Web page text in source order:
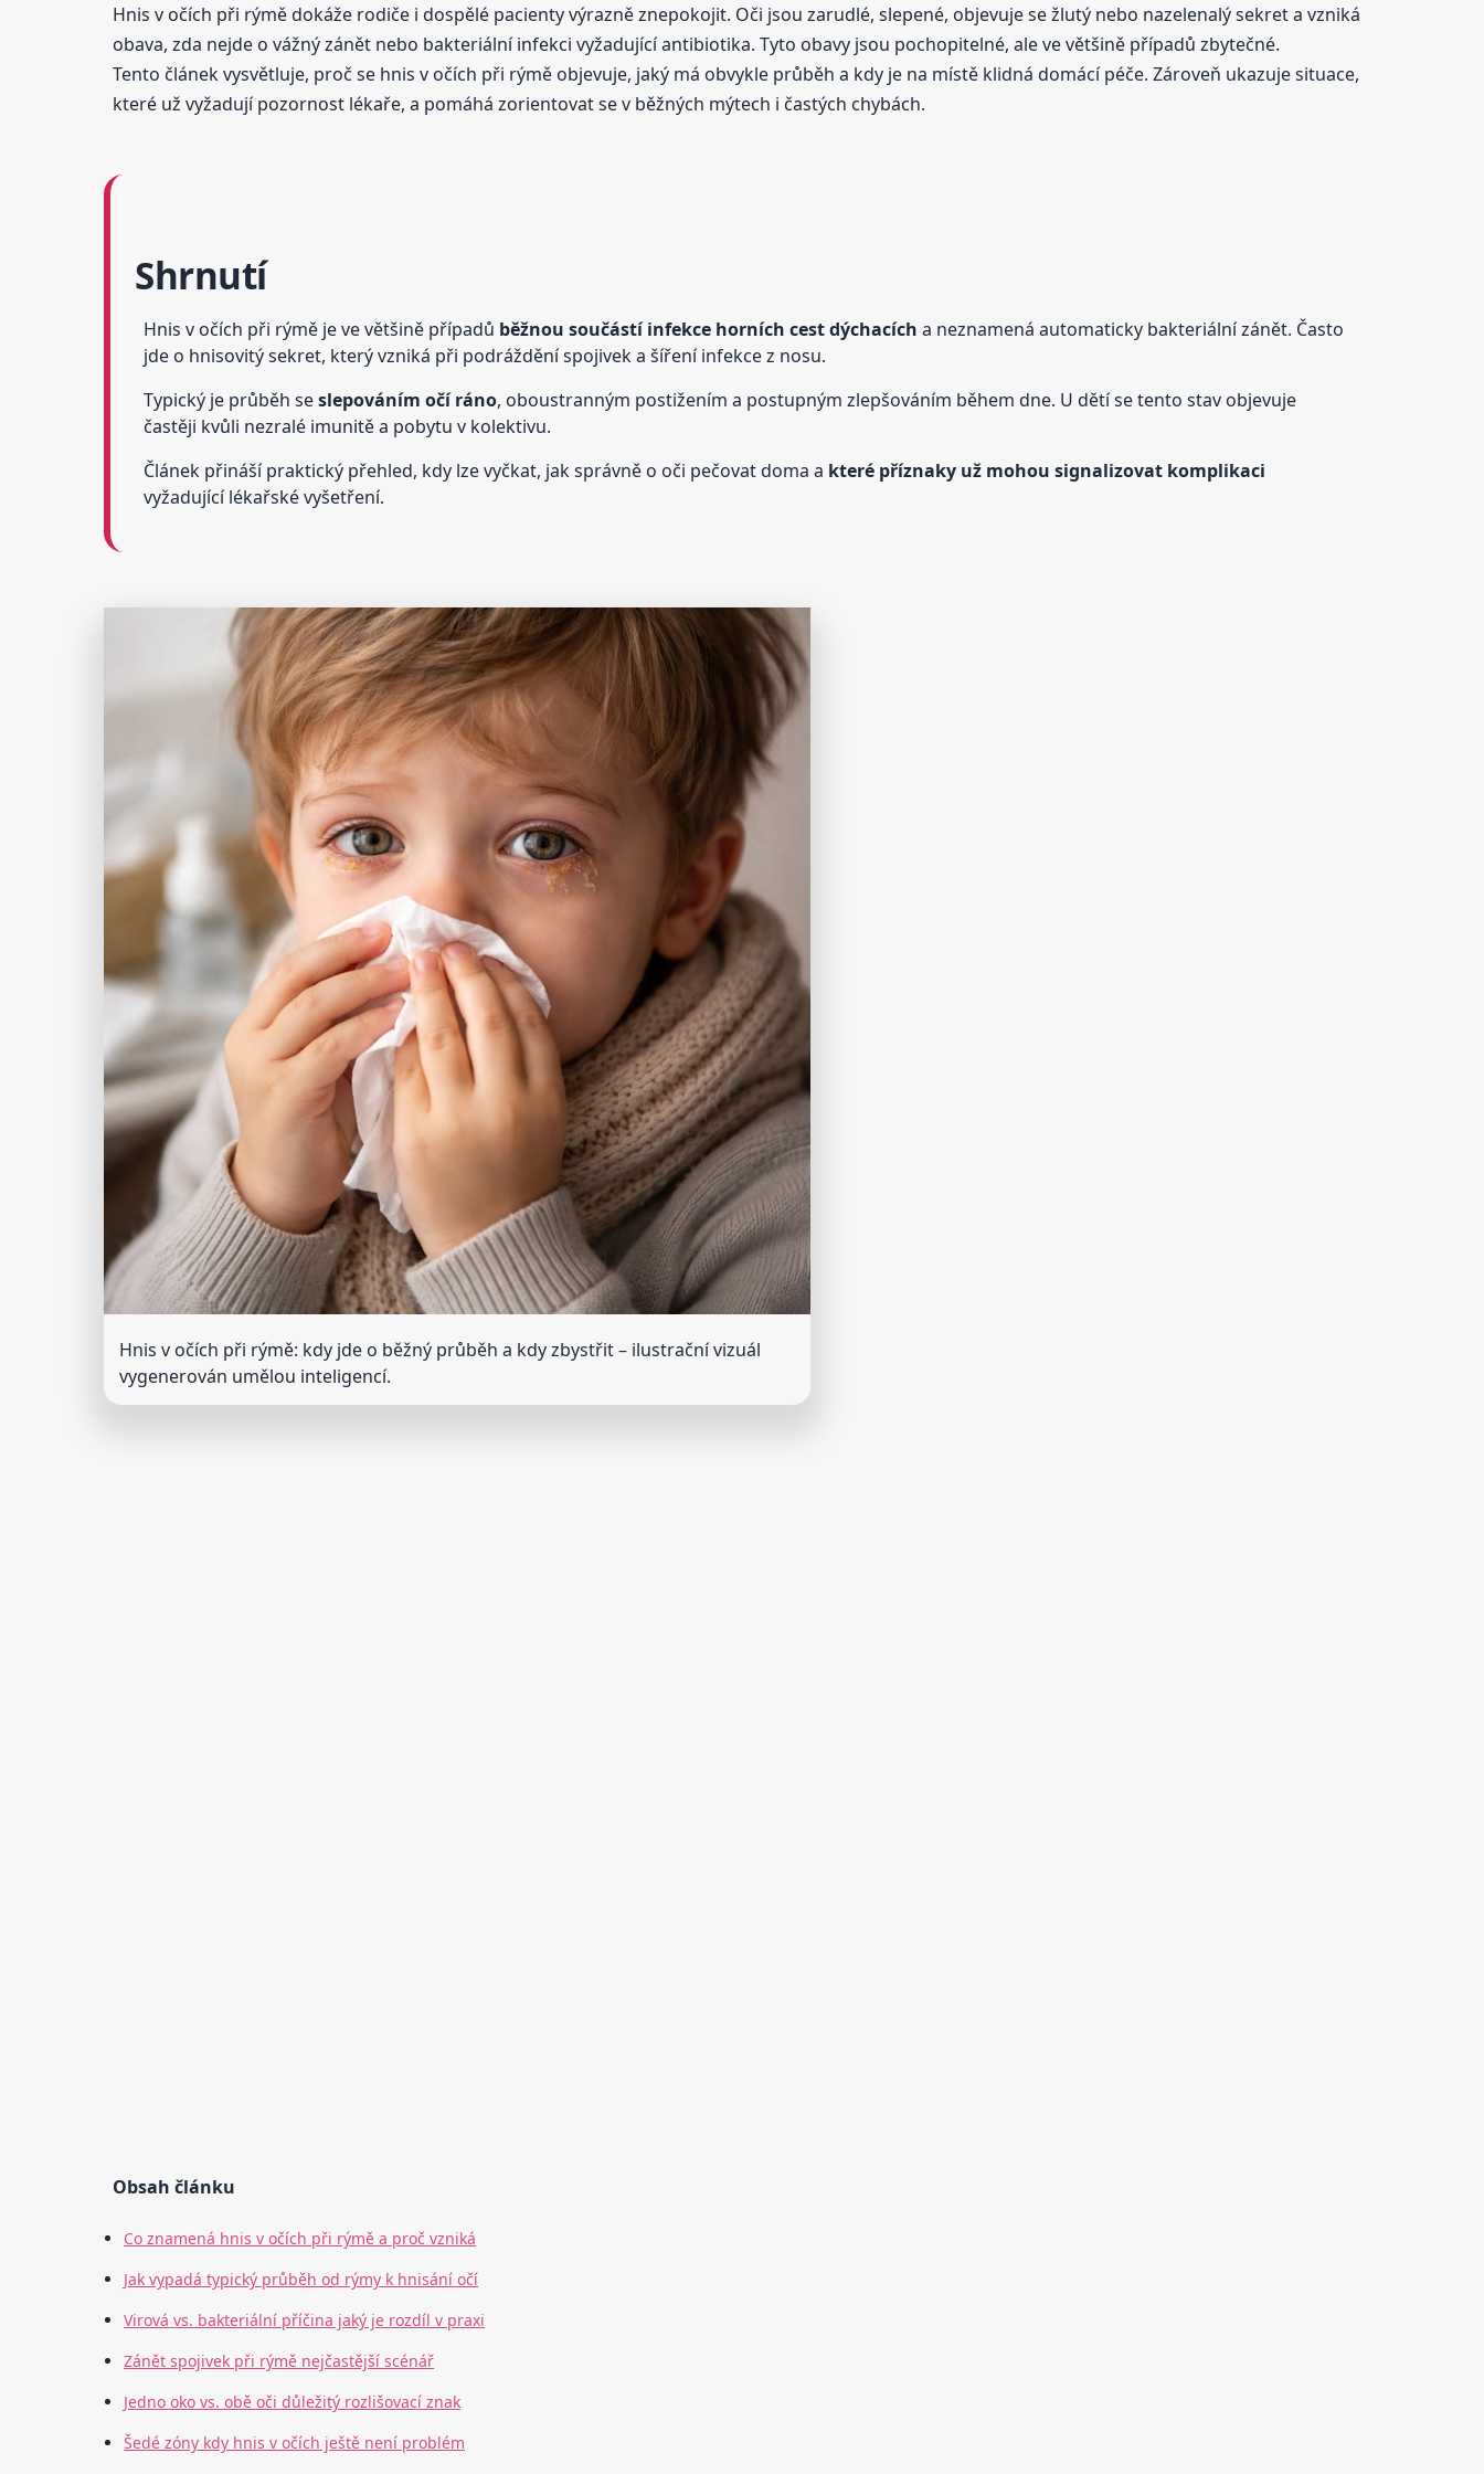
Hnis v očích při rýmě dokáže rodiče i dospělé pacienty výrazně znepokojit. Oči jsou zarudlé, slepené, objevuje se žlutý nebo nazelenalý sekret a vzniká
obava, zda nejde o vážný zánět nebo bakteriální infekci vyžadující antibiotika. Tyto obavy jsou pochopitelné, ale ve většině případů zbytečné.
Tento článek vysvětluje, proč se hnis v očích při rýmě objevuje, jaký má obvykle průběh a kdy je na místě klidná domácí péče. Zároveň ukazuje situace,
které už vyžadují pozornost lékaře, a pomáhá zorientovat se v běžných mýtech i častých chybách.
Shrnutí
Hnis v očích při rýmě je ve většině případů běžnou součástí infekce horních cest dýchacích a neznamená automaticky bakteriální zánět. Často
jde o hnisovitý sekret, který vzniká při podráždění spojivek a šíření infekce z nosu.
Typický je průběh seslepováním očí ráno, oboustranným postižením a postupným zlepšováním během dne. U dětí se tento stav objevuje
častěji kvůli nezralé imunitě a pobytu v kolektivu.
Článek přináší praktický přehled, kdy lze vyčkat, jak správně o oči pečovat doma a které příznaky už mohou signalizovat komplikaci
vyžadující lékařské vyšetření.
Hnis v očích při rýmě: kdy jde o běžný průběh a kdy zbystřit– ilustrační vizuál
vygenerován umělou inteligencí.
Obsah článku
Co znamená hnis v očích při rýmě a proč vzniká
Jak vypadá typický průběh od rýmy k hnisání očí
Virová vs. bakteriální příčina jaký je rozdíl v praxi
Zánět spojivek při rýmě nejčastější scénář
Jedno oko vs. obě oči důležitý rozlišovací znak
Šedé zóny kdy hnis v očích ještě není problém